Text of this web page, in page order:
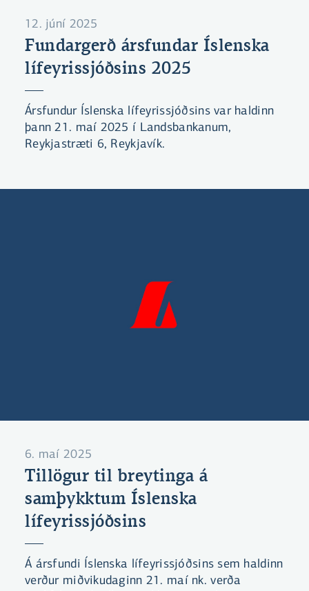
12. júní 2025
Fundargerð ársfundar Íslenska
lífeyrissjóðsins 2025
Ársfundur Íslenska lífeyrissjóðsins var haldinn
þann 21. maí 2025 í Landsbankanum,
Reykjastræti 6, Reykjavík.
6. maí 2025
Tillögur til breytinga á
samþykktum Íslenska
lífeyrissjóðsins
Á ársfundi Íslenska lífeyrissjóðsins sem haldinn
verður miðvikudaginn 21. maí nk. verða